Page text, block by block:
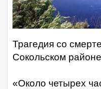
Трагедия со
Сокольском
«Около четырех